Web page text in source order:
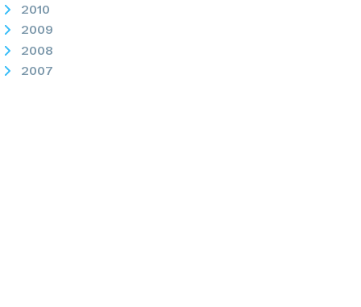
2010
2009
2008
2007